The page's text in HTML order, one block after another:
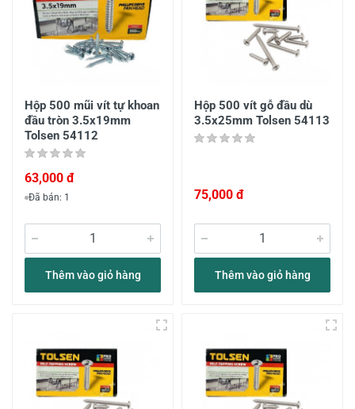
Hộp 500 mũi vít tự khoan
đầu tròn 3.5x19mm
Tolsen 54112
63,000 đ
Đã bán: 1
Thêm vào giỏ hàng
Hộp 500 vít gỗ đầu dù
3.5x25mm Tolsen 54113
75,000 đ
Thêm vào giỏ hàng